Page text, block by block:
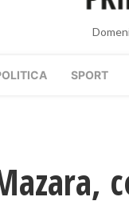
SPORT